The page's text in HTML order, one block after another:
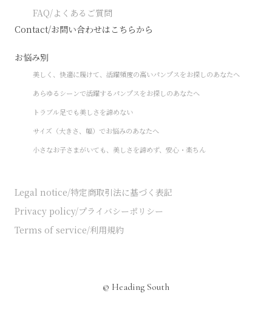
FAQ/よくあるご質問
Contact/お問い合わせはこちらから
お悩み別
美しく、快適に履けて、活躍頻度の高いパンプスをお探しのあなたへ
あらゆるシーンで活躍するパンプスをお探しのあなたへ
トラブル足でも美しさを諦めない
サイズ（大きさ、幅）でお悩みのあなたへ
小さなお子さまがいても、美しさを諦めず、安心・楽ちん
Legal notice/特定商取引法に基づく表記
Privacy policy/プライバシーポリシー
Terms of service/利用規約
© Heading South